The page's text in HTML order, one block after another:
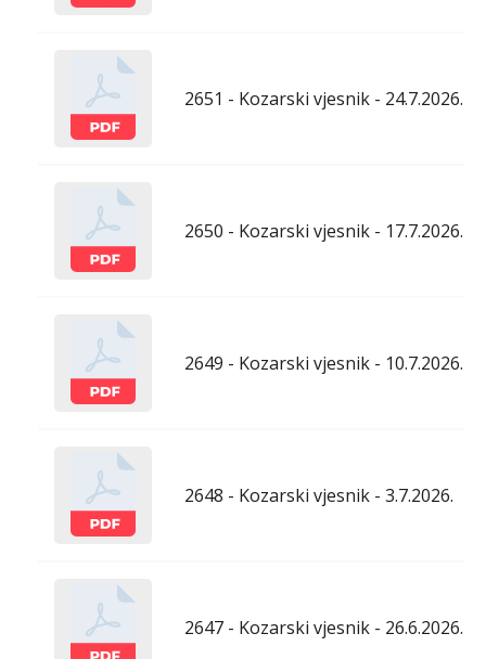
2651 - Kozarski vjesnik - 24.7.2026.
2650 - Kozarski vjesnik - 17.7.2026.
2649 - Kozarski vjesnik - 10.7.2026.
2648 - Kozarski vjesnik - 3.7.2026.
2647 - Kozarski vjesnik - 26.6.2026.